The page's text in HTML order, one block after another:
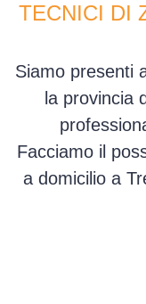
TECNICI DI
Siamo presenti
la provincia
Facciamo il
a domicilio a